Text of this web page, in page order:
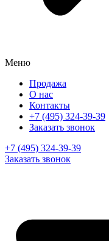
Меню
Продажа
О нас
Контакты
+7 (495) 324-39-39
Заказать звонок
+7 (495) 324-39-39
Заказать звонок